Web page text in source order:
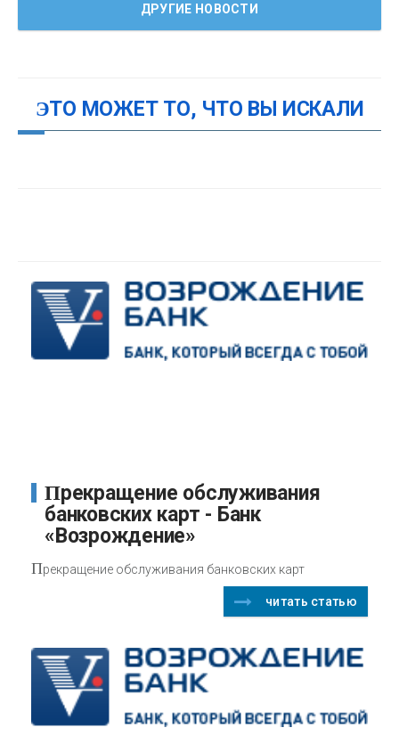
ДРУГИЕ НОВОСТИ
ЭТО МОЖЕТ ТО, ЧТО ВЫ ИСКАЛИ
Прекращение обслуживания
банковских карт - Банк
«Возрождение»
Прекращение обслуживания банковских карт
читать статью